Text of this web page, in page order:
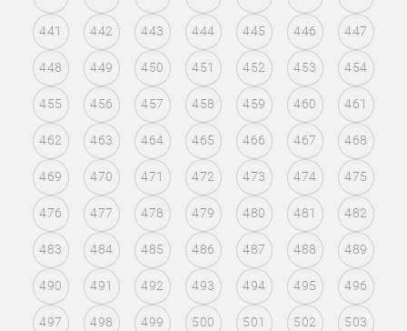
441 442 443 444 445 446 447
448 449 450 451 452 453 454
455 456 457 458 459 460 461
462 463 464 465 466 467 468
469 470 471 472 473 474 475
476 477 478 479 480 481 482
483 484 485 486 487 488 489
490 491 492 493 494 495 496
497 498 499 500 501 502 503